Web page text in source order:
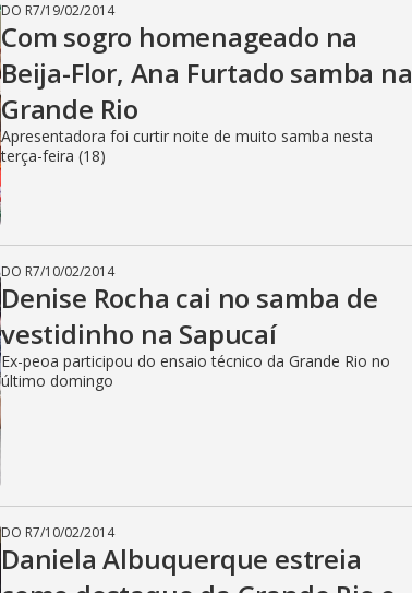
DO R7/19/02/2014
Com sogro homenageado na
Beija-Flor, Ana Furtado samba na
Grande Rio
Apresentadora foi curtir noite de muito samba nesta
terça-feira (18)
DO R7/10/02/2014
Denise Rocha cai no samba de
vestidinho na Sapucaí
Ex-peoa participou do ensaio técnico da Grande Rio no
último domingo
DO R7/10/02/2014
Daniela Albuquerque estreia